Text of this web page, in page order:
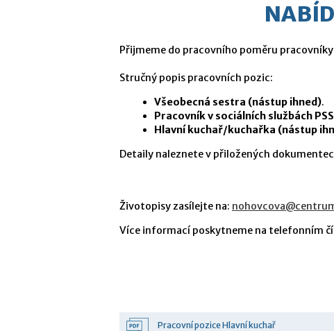
Přijmeme do pracovního poměru
Stručný popis pracovních pozic:
Všeobecná sestra (nástup ihned).
Pracovník v sociálních službách
Hlavní kuchař/kuchařka (nástup
Detaily naleznete v přiložených
Životopisy zasílejte na:
Více informací poskytneme na telefonním
Pracovní pozice Hlavní kuchař